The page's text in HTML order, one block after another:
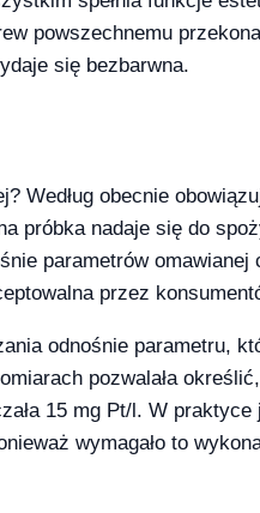
powszechnemu
się bezbarwna.
Według obecnie
próbka nadaje się do
parametrów omawianej
przez
odnośnie parametru,
pozwalała
15 mg Pt/l. W praktyce
wymagało to